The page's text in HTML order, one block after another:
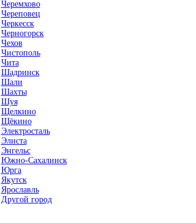
Черемхово
Череповец
Черкесск
Черногорск
Чехов
Чистополь
Чита
Шадринск
Шали
Шахты
Шуя
Щелкино
Щёкино
Электросталь
Элиста
Энгельс
Южно-Сахалинск
Юрга
Якутск
Ярославль
Другой город